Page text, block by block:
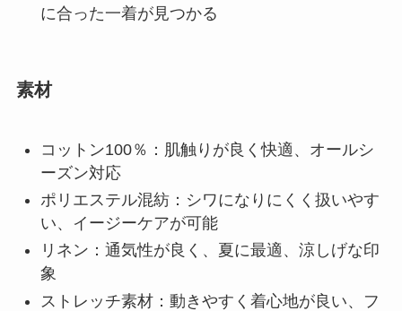
に合った一着が見つかる
素材
コットン100％：肌触りが良く快適、オールシ
ーズン対応
ポリエステル混紡：シワになりにくく扱いやす
い、イージーケアが可能
リネン：通気性が良く、夏に最適、涼しげな印
象
ストレッチ素材：動きやすく着心地が良い、フ